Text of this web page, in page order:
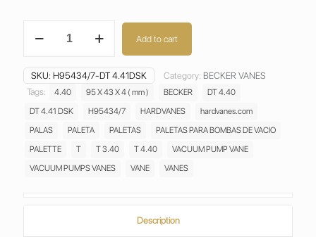
DSK
VANES
ALETAS
PALAS
PALETTE
Add to cart
SKU: H95434/7-DT 4.41DSK Category: BECKER VANES
Tags:
4.40 95 X 43 X 4 ( mm ) BECKER
DT 4.40
DT 4.41 DSK
H95434/7 HARDVANES
hardvanes.com
PALAS
PALETA PALETAS
PALETAS PARA BOMBAS DE VACIO
PALETTE
T T 3.40 T 4.40
VACUUM PUMP VANE
VACUUM PUMPS VANES
VANE VANES
Description